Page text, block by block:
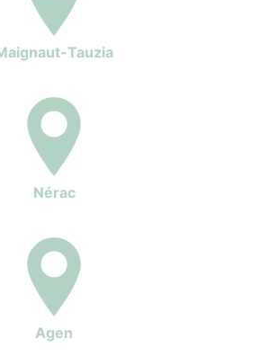
Tauzia
Nérac
Agen